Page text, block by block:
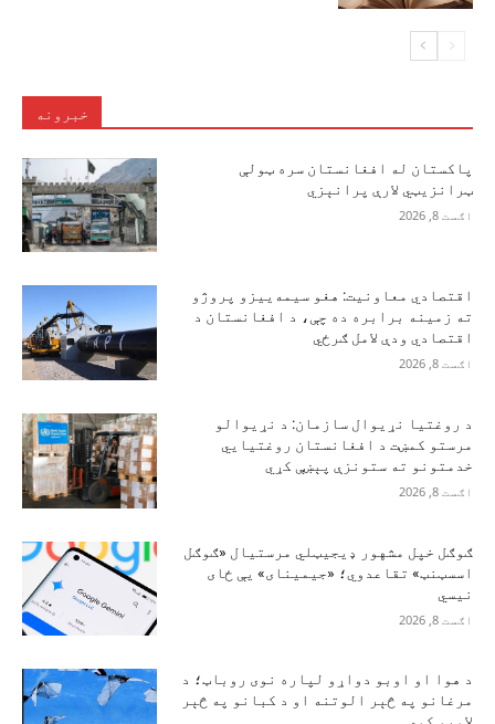
خبرونه
پاکستان له افغانستان سره ټولې
ټرانزیټي لارې پرانېزي
اګست 8, 2026
اقتصادي معاونیت: هغو سیمه‌ییزو پروژو
ته زمینه برابره ده چې، د افغانستان د
اقتصادي ودې لامل ګرځي
اګست 8, 2026
د روغتیا نړیوال سازمان: د نړیوالو
مرستو کمښت د افغانستان روغتیايي
خدمتونو ته ستونزې پېښې کړي
اګست 8, 2026
ګوګل خپل مشهور ډیجیټلي مرستیال «ګوګل
اسسټنټ» تقاعدوي؛ «جیمینای» یې ځای
نیسي
اګست 8, 2026
د هوا او اوبو دواړو لپاره نوی روباټ؛ د
مرغانو په څېر الوتنه او د کبانو په څېر